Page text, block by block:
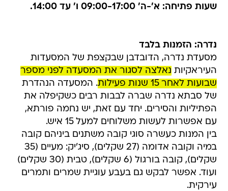
שעות פתיחה: א'-ה' 09:00-17:00 ו' עד 14:00.
נדרה: הזמנות בלבד
מסעדת נדרה, הדובדבן שבקצפת של המסעדות
העיראקיות נאלצה לסגור את המסעדה לפני מספר
שבועות לאחר 15 שנות פעילות
. המסעדה הנהדרת
של סבתא נדרה שברה לבבות רבים כשקיפלה את
הפתיליות והסירים. יחד עם זאת, יש נחמה פורתא,
עם אפשרות לעשות משלוחים למעל 15 איש.
בין המנות כעשרה סוגי קובה משתנים ביניהם קובה
במיה וקובה אדומה (27 שקלים), סיג'יק: מעיים (35
שקלים), קובה בורגול (6 שקלים), טבית (30 שקלים)
ועוד. אפשר לבקש גם בעבע עוגיית שמרים ותמרים
עירקית.